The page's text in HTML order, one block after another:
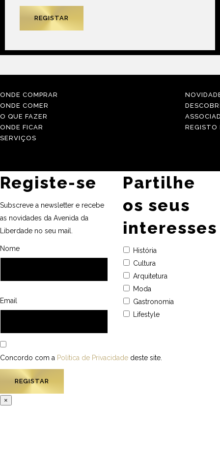
ONDE COMPRAR
ONDE COMER
O QUE FAZER
ONDE FICAR
SERVIÇOS
REGISTO
Registe-se
Subscreve a newsletter e recebe
as novidades da Avenida da
Liberdade no seu mail.
Nome
Email
Partilhe
os seus
interesses
História
Cultura
Arquitetura
Moda
Gastronomia
Lifestyle
Concordo com a Política de Privacidade deste site.
×